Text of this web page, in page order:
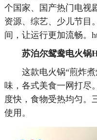
个国家、国产热门电视
资源、综艺、少儿节目
间，让运行更加流畅。
苏泊尔鸳鸯电火锅
这款电火锅“煎炸煮
味，各式美食一网打尽
度快，食物受热均匀。
使用。